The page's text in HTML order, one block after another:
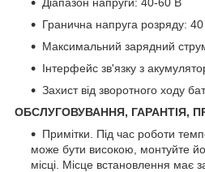
Гранична напруга розряду:
Максимальний зарядний
Інтерфейс зв'язку з
Захист від зворотного ходу
ОБСЛУГОВУВАННЯ, ГАРАНТІЯ,
Примітки. Під час роботи
може бути високою, монтуйте
місці. Місце встановлення має